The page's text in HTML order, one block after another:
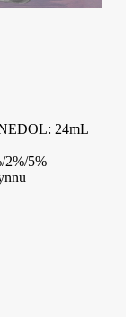
24mL
2%/5%